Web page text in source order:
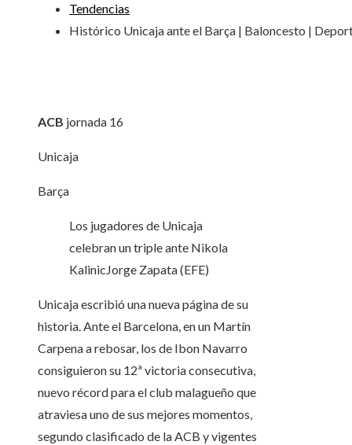
Tendencias
Histórico Unicaja ante el Barça | Baloncesto |
ACB jornada 16
Unicaja
Barça
Los jugadores de Unicaja
celebran un triple ante Nikola
KalinicJorge Zapata (EFE)
Unicaja escribió una nueva página de su
historia. Ante el Barcelona, en un Martín
Carpena a rebosar, los de Ibon Navarro
consiguieron su 12ª victoria consecutiva,
nuevo récord para el club malagueño que
atraviesa uno de sus mejores momentos,
segundo clasificado de la ACB y vigentes